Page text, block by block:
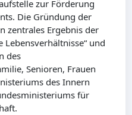
zur Förderung
Die Gründung der
zentrales Ergebnis der
Lebensverhältnisse“ und
des
Senioren, Frauen
des Innern
für